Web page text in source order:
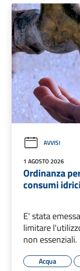
AVVISI
1 AGOSTO 2026
Ordinanza
consumi idrici
E' stata
limitare
non essenziali.
Acqua